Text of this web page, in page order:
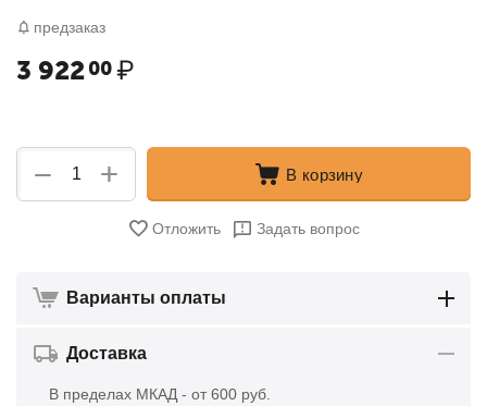
предзаказ
3 92200₽
+
− В корзину
Отложить Задать вопрос
Варианты оплаты
Доставка
В пределах МКАД - от 600 руб.